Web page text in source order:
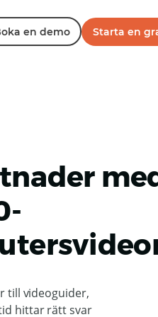
en demo Starta en
till videoguider,
hittar rätt svar